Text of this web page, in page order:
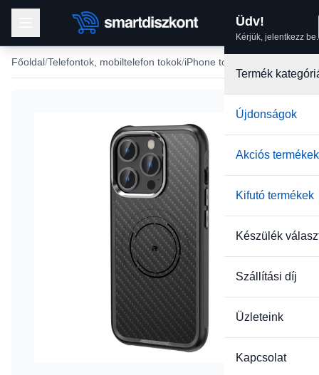
Üdv!
Kérjük, jelentkezz be.
Termék
Újdonságok
Akciós termékek
Kifutó termékek
Készülék
Szállítási díj
Üzleteink
Kapcsolat
Főoldal Telefontok, mobiltelefon tokok iPhone tokok
-15%